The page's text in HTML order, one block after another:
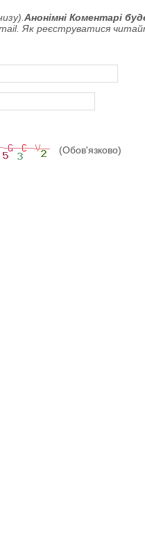
Анонімні Коментарі
Як реєструватися
(Обов'язково)